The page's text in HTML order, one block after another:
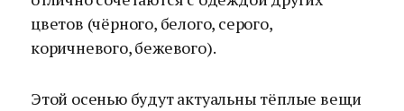
цветов (чёрного, белого, серого,
коричневого, бежевого).
Этой осенью будут актуальны тёплые вещи